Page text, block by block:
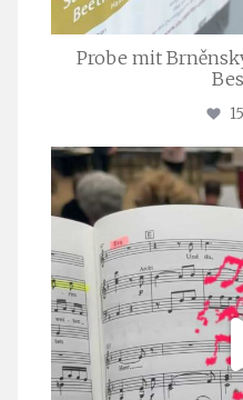
Probe mit
15